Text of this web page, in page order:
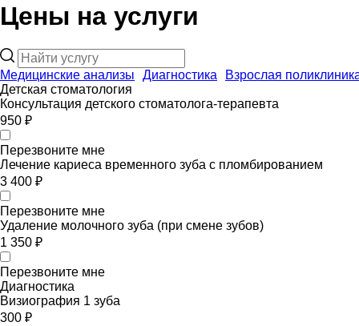
Цены на услуги
Медицинские анализы Диагностика
Взрослая
Детская стоматология
Консультация детского стоматолога-терапевта
950 ₽
Перезвоните мне
Лечение кариеса временного зуба с пломбированием
3 400 ₽
Перезвоните мне
Удаление молочного зуба (при смене зубов)
1 350 ₽
Перезвоните мне
Диагностика
Визиография 1 зуба
300 ₽